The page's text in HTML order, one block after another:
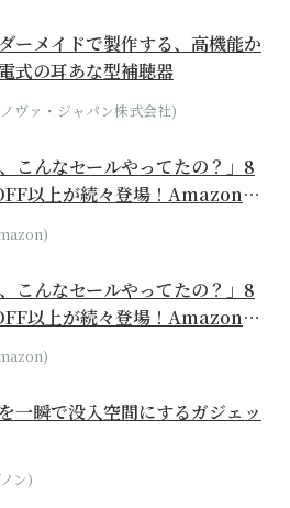
ーメイドで製作する、高機能か
式の耳あな型補聴器
ヴァ・ジャパン株式会社)
、こんなセールやってたの？」8
以上が続々登場！Amazonの
...
、こんなセールやってたの？」8
以上が続々登場！Amazonの
...
一瞬で没入空間にするガジェッ
ン)